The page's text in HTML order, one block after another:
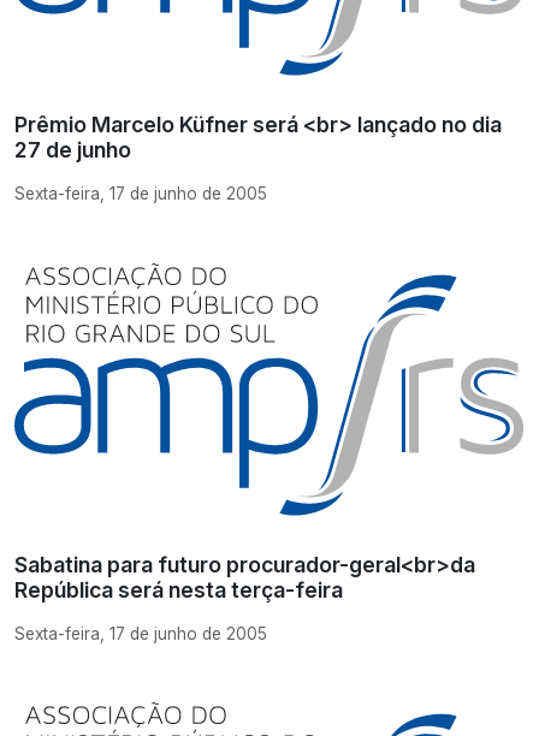
Prêmio Marcelo Küfner será <br> lançado no dia
27 de junho
Sexta-feira, 17 de junho de 2005
Sabatina para futuro procurador-geral<br>da
República será nesta terça-feira
Sexta-feira, 17 de junho de 2005